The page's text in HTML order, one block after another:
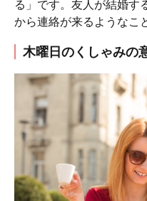
る」です。友人が結婚す
から連絡が来るようなこ
木曜日のくしゃみの